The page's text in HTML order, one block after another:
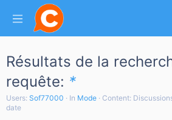
Résultats de la
requête: *
Users: Sof77000 In Mode Content:
date